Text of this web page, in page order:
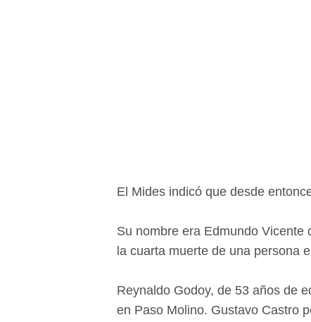
El Mides indicó que desde
Su nombre era Edmundo Vicente
la cuarta muerte de una persona
Reynaldo Godoy, de 53 años de
en Paso Molino. Gustavo Castro